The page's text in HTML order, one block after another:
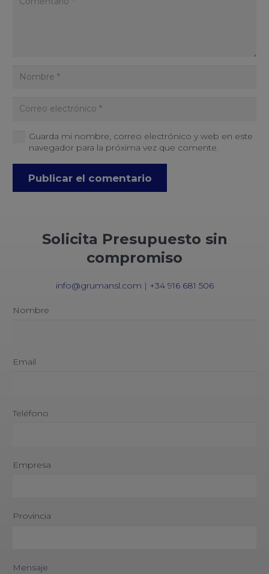
Guarda mi nombre, correo electrónico y web en este
navegador para la próxima vez que comente.
Publicar el comentario
Solicita Presupuesto sin
compromiso
info@grumansl.com | +34 916 681 506
Nombre
Email
Teléfono
Empresa
Provincia
Mensaje